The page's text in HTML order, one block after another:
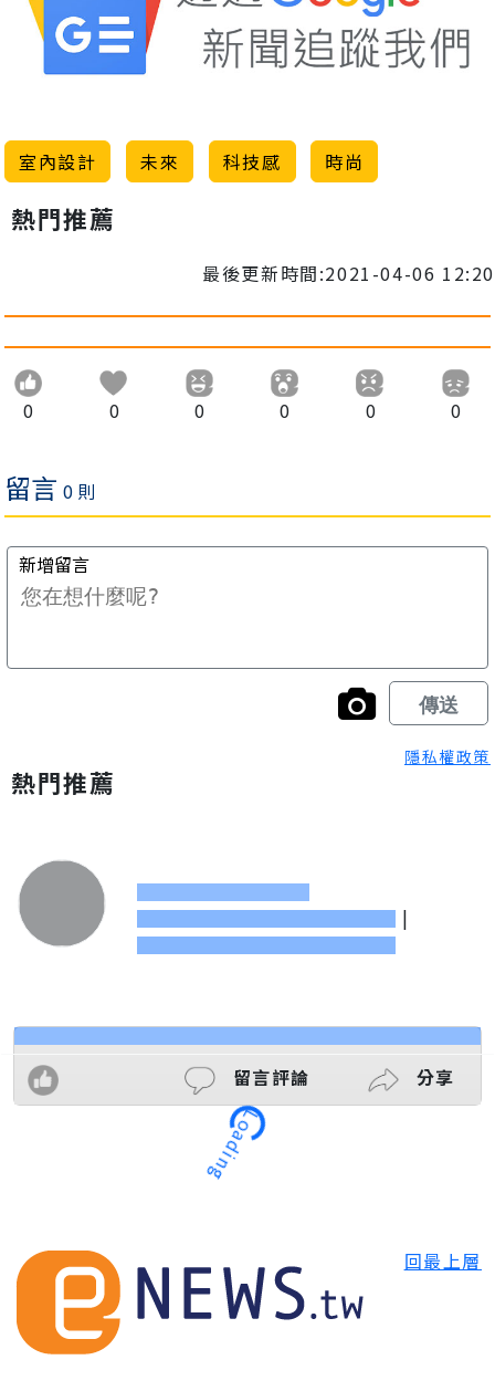
室內設計 未來 科技感 時尚
熱門推薦
最後更新時間:2021-04-06 12:20
0 0 0 0 0 0
隱私權政策
熱門推薦
|
留言評論 分享
Loading
回最上層